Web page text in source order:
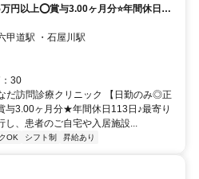
円以上⭕賞与3.00ヶ月分⭐年間休日
甲道駅 ・石屋川駅
30
だ訪問診療クリニック 【日勤のみ◎正
3.00ヶ月分★年間休日113日♪最寄り
し、患者のご自宅や入居施設...
OK シフト制 昇給あり